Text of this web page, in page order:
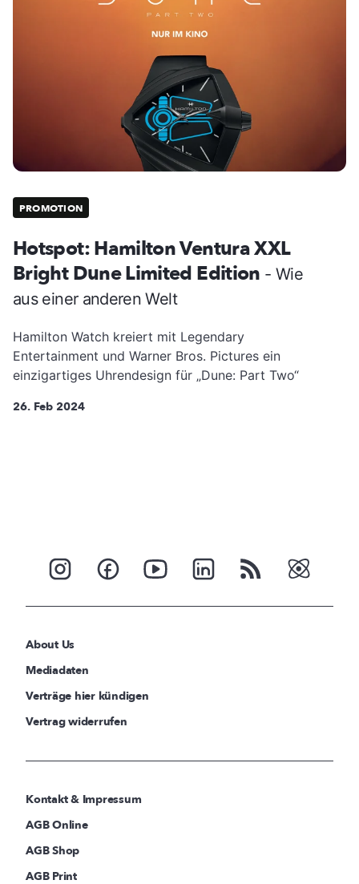
PROMOTION
Hotspot: Hamilton Ventura XXL
Bright Dune Limited Edition - Wie
aus einer anderen Welt
Hamilton Watch kreiert mit Legendary
Entertainment und Warner Bros. Pictures ein
einzigartiges Uhrendesign für „Dune: Part Two“
26. Feb 2024
About Us
Mediadaten
Verträge hier kündigen
Vertrag widerrufen
Kontakt & Impressum
AGB Online
AGB Shop
AGB Print